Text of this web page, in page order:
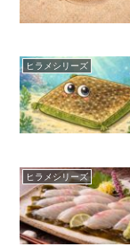
ヒラメシリーズ
ヒラメシリーズ